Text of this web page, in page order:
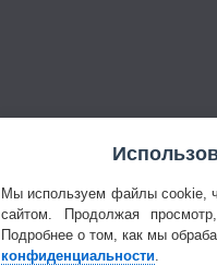
Мы используем файлы cookie,
сайтом. Продолжая
Подробнее о том, как мы
конфиденциальности